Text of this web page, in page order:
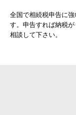
全国で相続税申告に
す。申告すれば納税
相談して下さい。